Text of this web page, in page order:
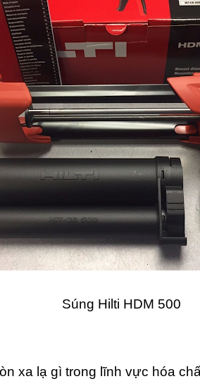
Súng Hilti HDM 500
xa lạ gì trong lĩnh vực hóa